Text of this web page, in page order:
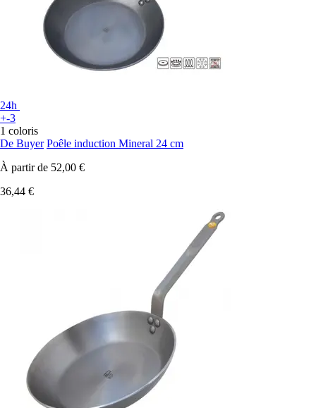
24h
+-3
1 coloris
De Buyer Poêle induction Mineral 24 cm
À partir de 52,00 €
36,44 €